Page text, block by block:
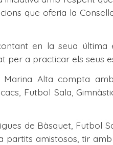
que oferia la
en la seua última
per a practicar els seus
Alta compta
Futbol Sala,
de Bàsquet, Futbol
amistosos, tir